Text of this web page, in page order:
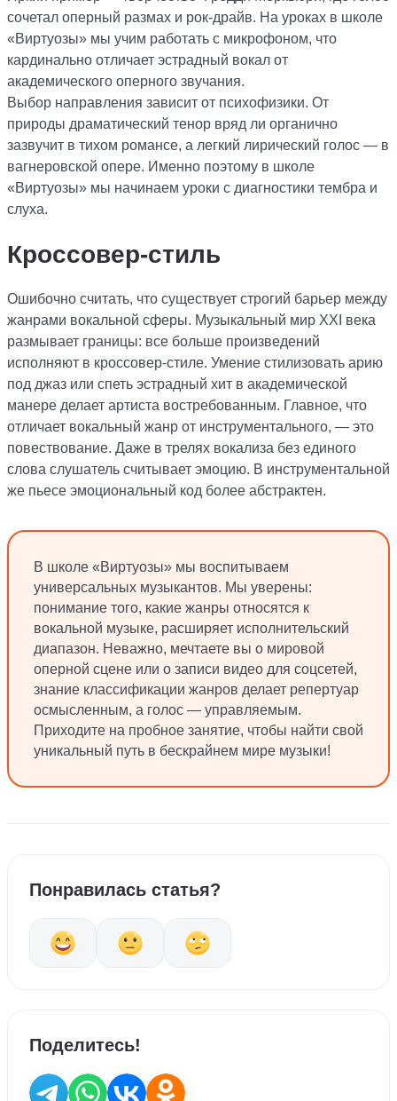
сочетал оперный размах и рок-драйв. На уроках в школе
«Виртуозы» мы учим работать с микрофоном, что
кардинально отличает эстрадный вокал от
академического оперного звучания.
Выбор направления зависит от психофизики. От
природы драматический тенор вряд ли органично
зазвучит в тихом романсе, а легкий лирический голос — в
вагнеровской опере. Именно поэтому в школе
«Виртуозы» мы начинаем уроки с диагностики тембра и
слуха.
Кроссовер-стиль
Ошибочно считать, что существует строгий барьер между
жанрами вокальной сферы. Музыкальный мир ХХI века
размывает границы: все больше произведений
исполняют в кроссовер-стиле. Умение стилизовать арию
под джаз или спеть эстрадный хит в академической
манере делает артиста востребованным. Главное, что
отличает вокальный жанр от инструментального, — это
повествование. Даже в трелях вокализа без единого
слова слушатель считывает эмоцию. В инструментальной
же пьесе эмоциональный код более абстрактен.
В школе «Виртуозы» мы воспитываем
универсальных музыкантов. Мы уверены:
понимание того, какие жанры относятся к
вокальной музыке, расширяет исполнительский
диапазон. Неважно, мечтаете вы о мировой
оперной сцене или о записи видео для соцсетей,
знание классификации жанров делает репертуар
осмысленным, а голос — управляемым.
Приходите на пробное занятие, чтобы найти свой
уникальный путь в бескрайнем мире музыки!
Понравилась статья?
Поделитесь!